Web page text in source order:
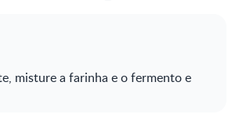
misture a farinha e o fermento e